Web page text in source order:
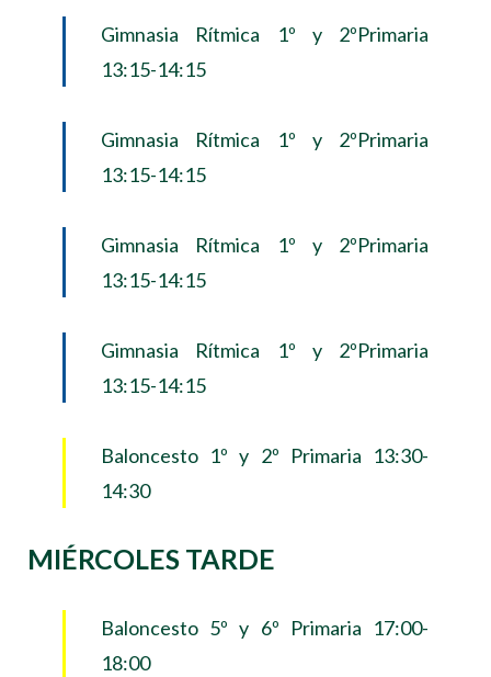
Gimnasia Rítmica 1º y 2ºPrimaria
13:15-14:15
Gimnasia Rítmica 1º y 2ºPrimaria
13:15-14:15
Gimnasia Rítmica 1º y 2ºPrimaria
13:15-14:15
Gimnasia Rítmica 1º y 2ºPrimaria
13:15-14:15
Baloncesto 1º y 2º Primaria 13:30-
14:30
MIÉRCOLES TARDE
Baloncesto 5º y 6º Primaria 17:00-
18:00